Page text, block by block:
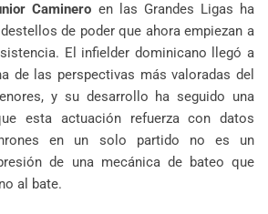
Caminero en las Grandes Ligas ha
de poder que ahora empiezan a
El infielder dominicano llegó a
de las perspectivas más valoradas del
y su desarrollo ha seguido una
esta actuación refuerza con datos
en un solo partido no es un
de una mecánica de bateo que
al bate.